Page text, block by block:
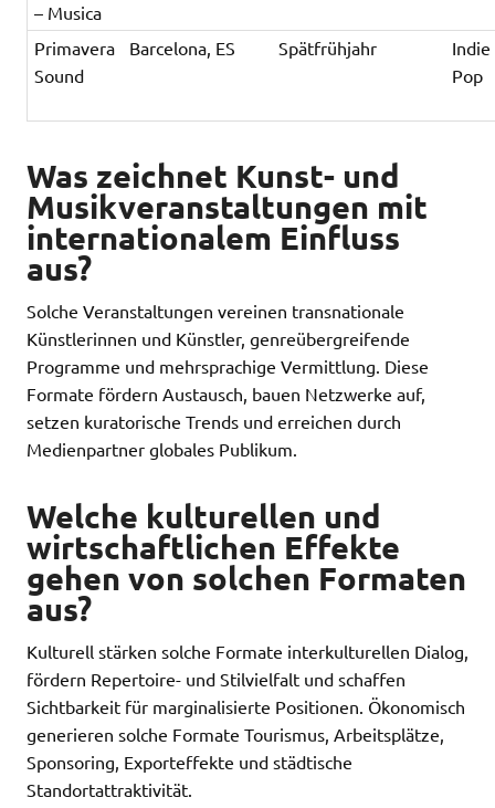
– Musica
Primavera
Sound
Barcelona, ES Spätfrühjahr
Indie
Pop
Was zeichnet Kunst- und
Musikveranstaltungen mit
internationalem Einfluss
aus?
Solche Veranstaltungen vereinen transnationale
Künstlerinnen und Künstler, genreübergreifende
Programme und mehrsprachige Vermittlung. Diese
Formate fördern Austausch, bauen Netzwerke auf,
setzen kuratorische Trends und erreichen durch
Medienpartner globales Publikum.
Welche kulturellen und
wirtschaftlichen Effekte
gehen von solchen Formaten
aus?
Kulturell stärken solche Formate interkulturellen Dialog,
fördern Repertoire- und Stilvielfalt und schaffen
Sichtbarkeit für marginalisierte Positionen. Ökonomisch
generieren solche Formate Tourismus, Arbeitsplätze,
Sponsoring, Exporteffekte und städtische
Standortattraktivität.